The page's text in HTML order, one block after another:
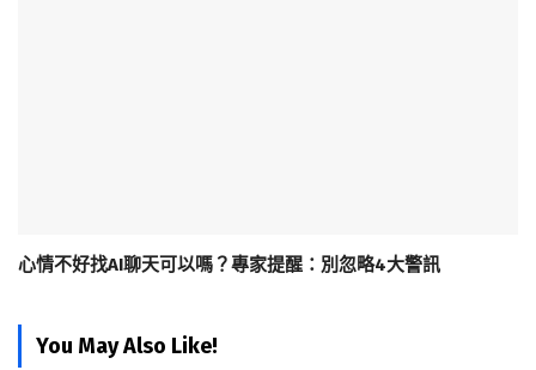
心情不好找AI聊天可以嗎？專家提醒：別忽略4大警訊
You May Also Like!